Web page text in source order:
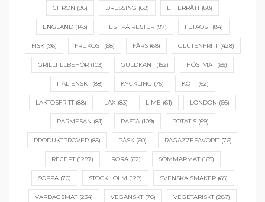
CITRON (96) DRESSING (68) EFTERRÄTT(88)
ENGLAND(143) FEST PÅ RESTER(97) FETAOST(84)
FISK(96) FRUKOST(68) FÄRS(68) GLUTENFRITT(428)
GRILLTILLBEHÖR (103) GULDKANT(152) HÖSTMAT(65)
ITALIENSKT(88) KYCKLING (75) KÖTT(62)
LAKTOSFRITT(88) LAX (83) LIME (61) LONDON (66)
PARMESAN (81) PASTA(109) POTATIS(69)
PRODUKTPROVER(85) PÅSK(60) RAGAZZEFAVORIT(76)
RECEPT(1287) RÖRA(62) SOMMARMAT(165)
SOPPA(70) STOCKHOLM (128) SVENSKA SMAKER(65)
VARDAGSMAT(234) VEGANSKT(76) VEGETARISKT(287)